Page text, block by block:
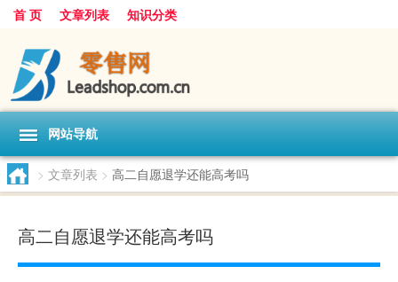
首 页 文章列表 知识分类
网站导航
> 文章列表 > 高二自愿退学还能高考吗
高二自愿退学还能高考吗